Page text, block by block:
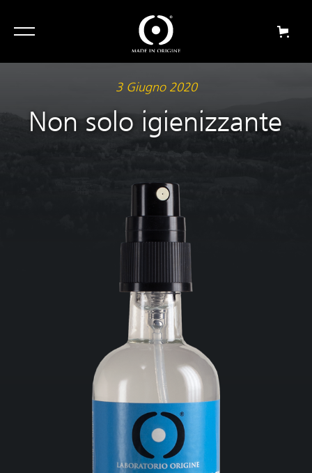
3 Giugno 2020
Non solo igienizzante